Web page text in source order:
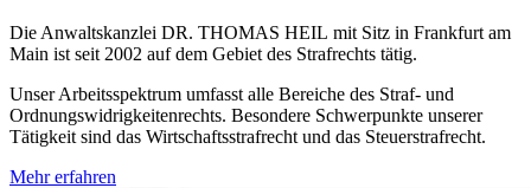
Die Anwaltskanzlei DR. THOMAS HEIL mit Sitz in Frankfurt am
Main ist seit 2002 auf dem Gebiet des Strafrechts tätig.
Unser Arbeitsspektrum umfasst alle Bereiche des Straf- und
Ordnungswidrigkeitenrechts. Besondere Schwerpunkte unserer
Tätigkeit sind das Wirtschaftsstrafrecht und das Steuerstrafrecht.
Mehr erfahren